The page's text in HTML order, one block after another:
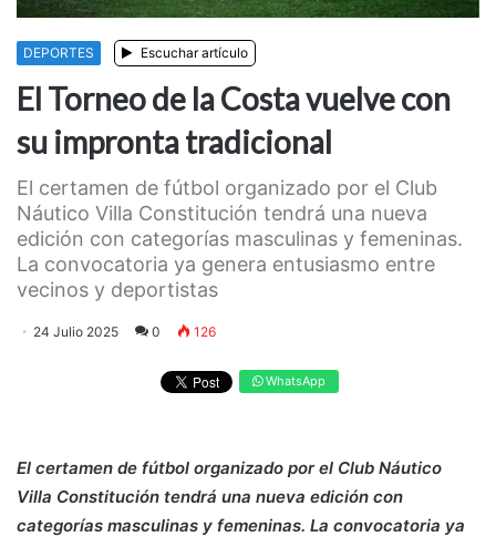
DEPORTES Escuchar artículo
El Torneo de la Costa vuelve con
su impronta tradicional
El certamen de fútbol organizado por el Club
Náutico Villa Constitución tendrá una nueva
edición con categorías masculinas y femeninas.
La convocatoria ya genera entusiasmo entre
vecinos y deportistas
24 Julio 2025 0 126
WhatsApp
El certamen de fútbol organizado por el Club Náutico
Villa Constitución tendrá una nueva edición con
categorías masculinas y femeninas. La convocatoria ya